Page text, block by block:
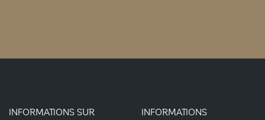
INFORMATIONS SUR
INFORMATIONS